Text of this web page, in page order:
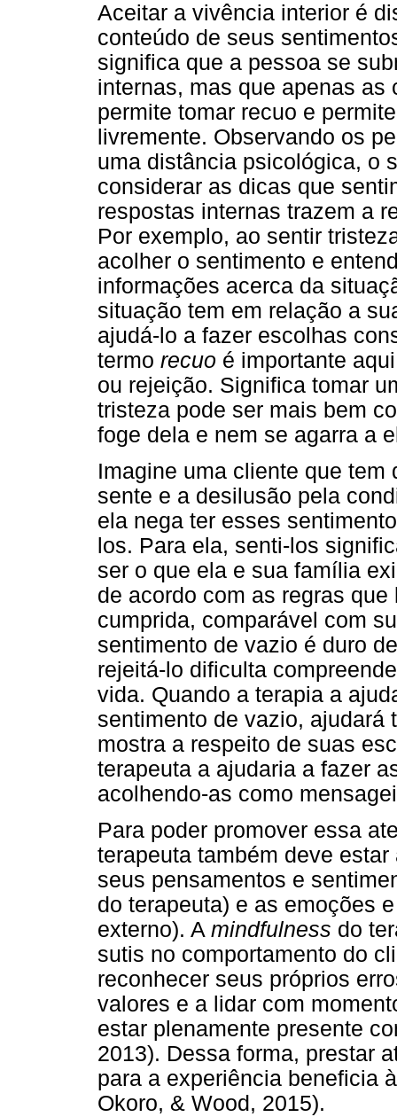
Aceitar a vivência interior é
conteúdo de seus
significa que a pessoa se
internas, mas que apenas as
permite tomar recuo e
livremente. Observando os
uma distância psicológica, o
considerar as dicas que
respostas internas trazem a
Por exemplo, ao sentir
acolher o sentimento e
informações acerca da
situação tem em relação a
ajudá-lo a fazer escolhas
termo recuo é importante
ou rejeição. Significa tomar
tristeza pode ser mais bem
foge dela e nem se agarra a
Imagine uma cliente que
sente e a desilusão pela
ela nega ter esses
los. Para ela, senti-los
ser o que ela e sua família
de acordo com as regras
cumprida, comparável com
sentimento de vazio é duro
rejeitá-lo dificulta
vida. Quando a terapia a
sentimento de vazio, ajudará
mostra a respeito de suas
terapeuta a ajudaria a fazer
acolhendo-as como
Para poder promover essa
terapeuta também deve
seus pensamentos e
do terapeuta) e as emoções
externo). A mindfulness do
sutis no comportamento do
reconhecer seus próprios
valores e a lidar com
estar plenamente presente
2013). Dessa forma, prestar
para a experiência beneficia
Okoro, & Wood, 2015).